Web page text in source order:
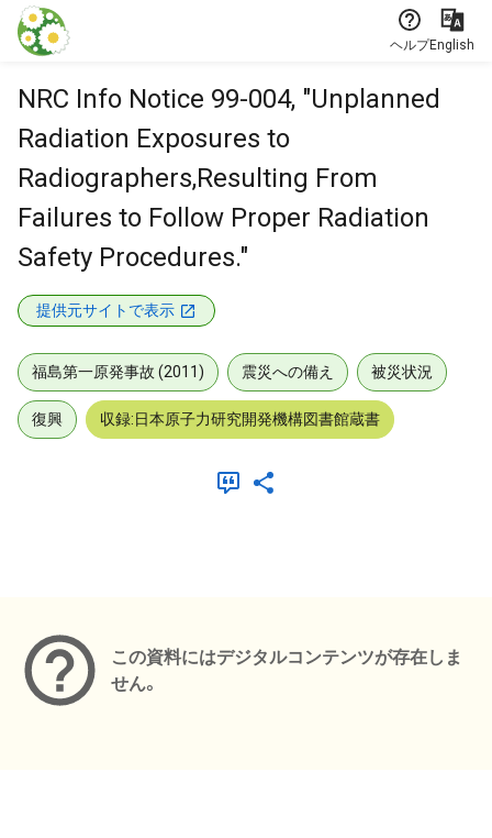
本文に飛ぶ
ヘルプEnglish
NRC Info Notice 99-004, "Unplanned
Radiation Exposures to
Radiographers,Resulting From
Failures to Follow Proper Radiation
Safety Procedures."
提供元サイトで表示
福島第一原発事故 (2011) 震災への備え 被災状況
復興 収録:日本原子力研究開発機構図書館蔵書
この資料にはデジタルコンテンツが存在しま
せん。